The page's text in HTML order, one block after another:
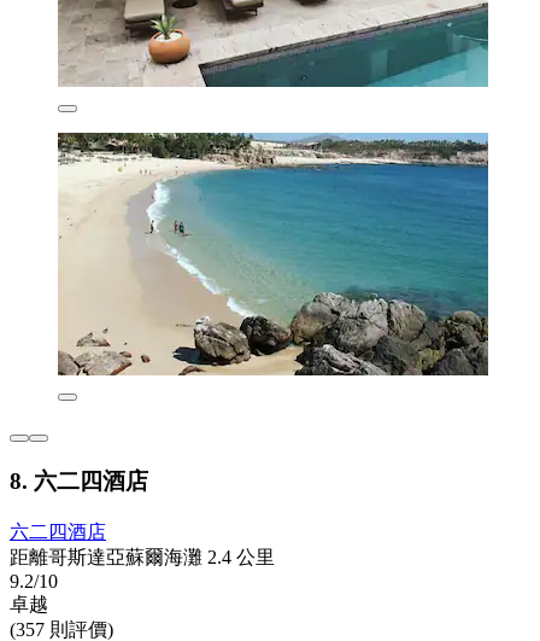
8. 六二四酒店
六二四酒店
距離哥斯達亞蘇爾海灘 2.4 公里
9.2/10
卓越
(357 則評價)